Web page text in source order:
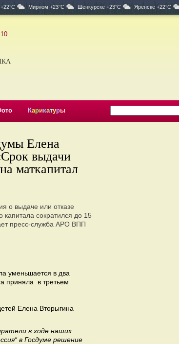
Мирном +23°C Шенкурске +23°C Яренске +22°C
Карикатуры
Елена
выдачи
маткапитал
о выдаче или отказе
капитала сократился до 15
пресс-служба АРО ВПП
уменьшается в два
приняла в третьем
Елена Вторыгина
в ходе наших
в Госдуме решение